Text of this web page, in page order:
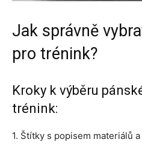
Jak správně
pro trénink?
Kroky k výběru
trénink:
1. Štítky s popisem materiálů